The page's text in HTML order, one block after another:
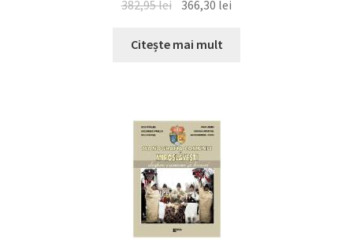
382,95lei Prețul
a
366,30 lei
Citește mai mult